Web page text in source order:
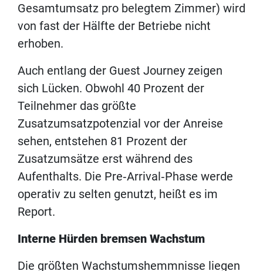
Gesamtumsatz pro belegtem Zimmer) wird
von fast der Hälfte der Betriebe nicht
erhoben.
Auch entlang der Guest Journey zeigen
sich Lücken. Obwohl 40 Prozent der
Teilnehmer das größte
Zusatzumsatzpotenzial vor der Anreise
sehen, entstehen 81 Prozent der
Zusatzumsätze erst während des
Aufenthalts. Die Pre‑Arrival‑Phase werde
operativ zu selten genutzt, heißt es im
Report.
Interne Hürden bremsen Wachstum
Die größten Wachstumshemmnisse liegen